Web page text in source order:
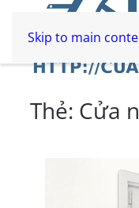
Skip to main
Thẻ: Cửa